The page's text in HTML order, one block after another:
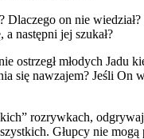
on nie
następni jej szukał?
ostrzegł młodych
nawzajem? Jeśli On
rozrywkach,
Głupcy nie